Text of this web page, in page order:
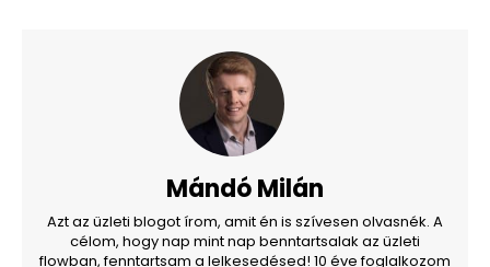
Mándó Milán
Azt az üzleti blogot írom, amit én is szívesen olvasnék. A
célom, hogy nap mint nap benntartsalak az üzleti
flowban, fenntartsam a lelkesedésed! 10 éve foglalkozom